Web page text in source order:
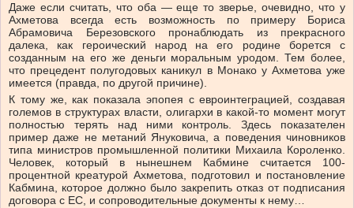
Даже если считать, что оба — еще то зверье, очевидно, что у
Ахметова всегда есть возможность по примеру Бориса
Абрамовича Березовского пронаблюдать из прекрасного
далека, как героический народ на его родине борется с
созданным на его же деньги моральным уродом. Тем более,
что прецедент полугодовых каникул в Монако у Ахметова уже
имеется (правда, по другой причине).
К тому же, как показала эпопея с евроинтеграцией, создавая
големов в структурах власти, олигархи в какой-то момент могут
полностью терять над ними контроль. Здесь показателен
пример даже не метаний Януковича, а поведения чиновников
типа министров промышленной политики Михаила Короленко.
Человек, который в нынешнем Кабмине считается 100-
процентной креатурой Ахметова, подготовил и постановление
Кабмина, которое должно было закрепить отказ от подписания
договора с ЕС, и сопроводительные документы к нему…